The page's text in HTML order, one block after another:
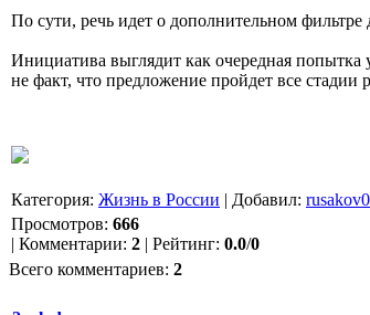
По сути, речь идет о дополнительном
Инициатива выглядит как очередная
не факт, что предложение пройдет все
Категория: Жизнь в России | Добавил:
Просмотров: 666
| Комментарии: 2 | Рейтинг: 0.0/0
Всего комментариев: 2